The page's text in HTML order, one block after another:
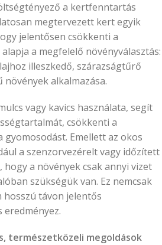
a kertfenntartás
megtervezett kert egyik
jelentősen csökkenti a
a megfelelő növényválasztás:
illeszkedő, szárazságtűrő
növények alkalmazása.
vagy kavics használata, segít
csökkenti a
gyomosodást. Emellett az okos
a szenzorvezérelt vagy időzített
a növények csak annyi vizet
szükségük van. Ez nemcsak
távon jelentős
természetközeli megoldások